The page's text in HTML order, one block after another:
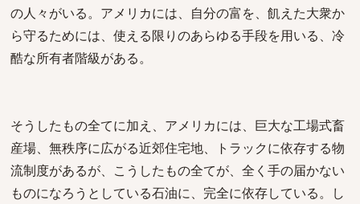
の人々がいる。アメリカには、自分の富を、飢えた大衆か
ら守るためには、使える限りのあらゆる手段を用いる、冷
酷な所有者階級がある。
そうしたもの全てに加え、アメリカには、巨大な工場式畜
産場、無秩序に広がる近郊住宅地、トラックに依存する物
流制度があるが、こうしたもの全てが、全く手の届かない
ものになろうとしている石油に、完全に依存している。し